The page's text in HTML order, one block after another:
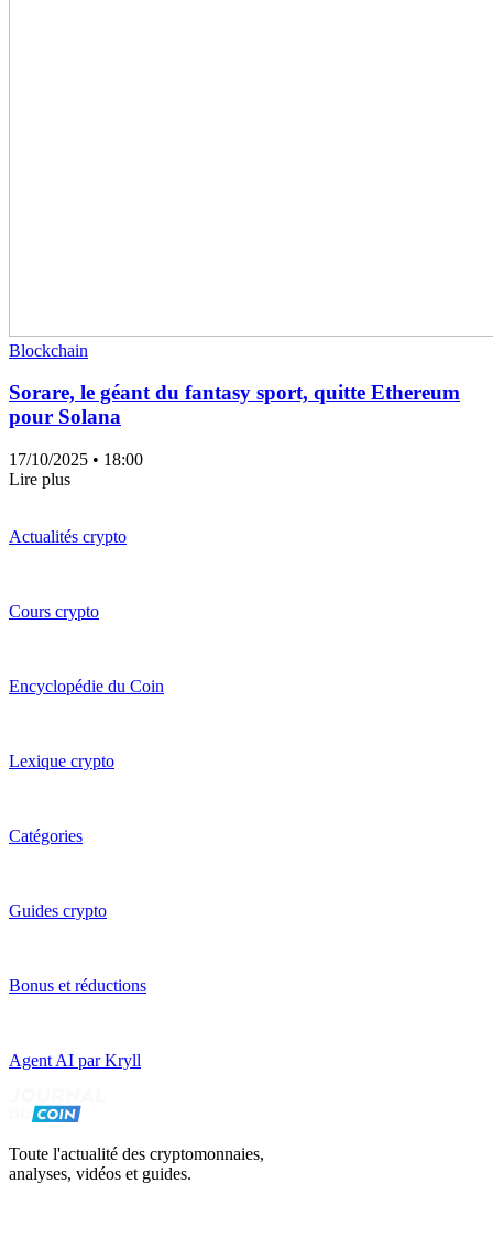
Blockchain
Sorare, le géant du fantasy sport, quitte Ethereum
pour Solana
17/10/2025 • 18:00
Lire plus
Actualités crypto
Cours crypto
Encyclopédie du Coin
Lexique crypto
Catégories
Guides crypto
Bonus et réductions
Agent AI par Kryll
Toute l'actualité des cryptomonnaies,
analyses, vidéos et guides.